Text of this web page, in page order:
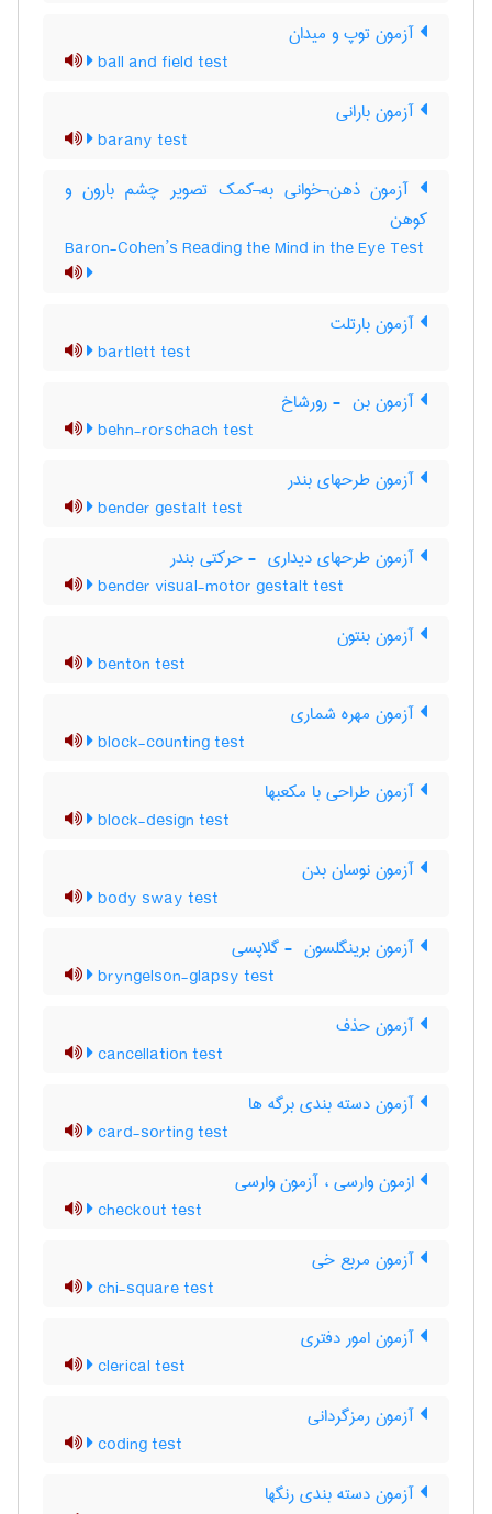
آزمون توپ و میدان
ball and field test
آزمون بارانی
barany test
آزمون ذهن¬خوانی به¬کمک تصویر چشم بارون و
کوهن
Baron-Cohen’s Reading the Mind in the Eye Test
آزمون بارتلت
bartlett test
آزمون بن ‎ - رورشاخ
behn-rorschach test
آزمون طرحهای بندر
bender gestalt test
آزمون طرحهای دیداری ‎ - حرکتی بندر
bender visual-motor gestalt test
آزمون بنتون
benton test
آزمون مهره شماری
block-counting test
آزمون طراحی با مکعبها
block-design test
آزمون نوسان بدن
body sway test
آزمون برینگلسون ‎ - گلاپسی
bryngelson-glapsy test
آزمون حذف
cancellation test
آزمون دسته بندی برگه ها
card-sorting test
ازمون وارسی ، آزمون وارسی
checkout test
آزمون مربع خی
chi-square test
آزمون امور دفتری
clerical test
آزمون رمزگردانی
coding test
آزمون دسته بندی رنگها